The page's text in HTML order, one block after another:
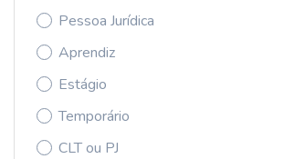
Pessoa Jurídica
Aprendiz
Estágio
Temporário
CLT ou PJ